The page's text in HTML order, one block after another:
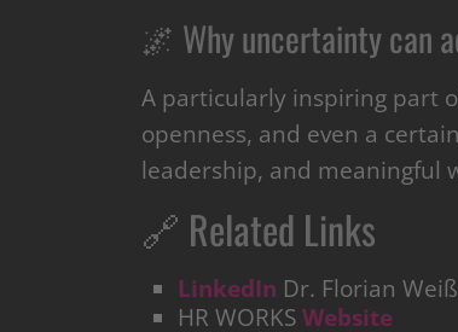
🌌 Why uncertainty can
A particularly inspiring part
openness, and even a
leadership, and meaningful
🔗 Related Links
LinkedIn Dr. Florian Weiß
HR WORKSWebsite